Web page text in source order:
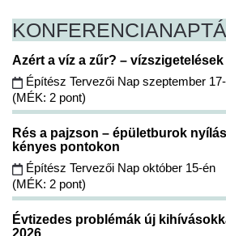
KONFERENCIA
Azért a víz a zűr? –
Építész Tervezői Nap szeptember
(MÉK: 2 pont)
Rés a pajzson – épületburok
kényes pontokon
Építész Tervezői Nap október 15-én
(MÉK: 2 pont)
Évtizedes problémák új